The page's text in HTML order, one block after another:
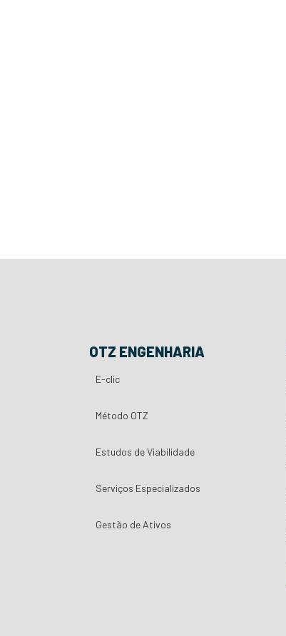
OTZ ENGENHARIA
E-clic
Método OTZ
Estudos de Viabilidade
Serviços Especializados
Gestão de Ativos